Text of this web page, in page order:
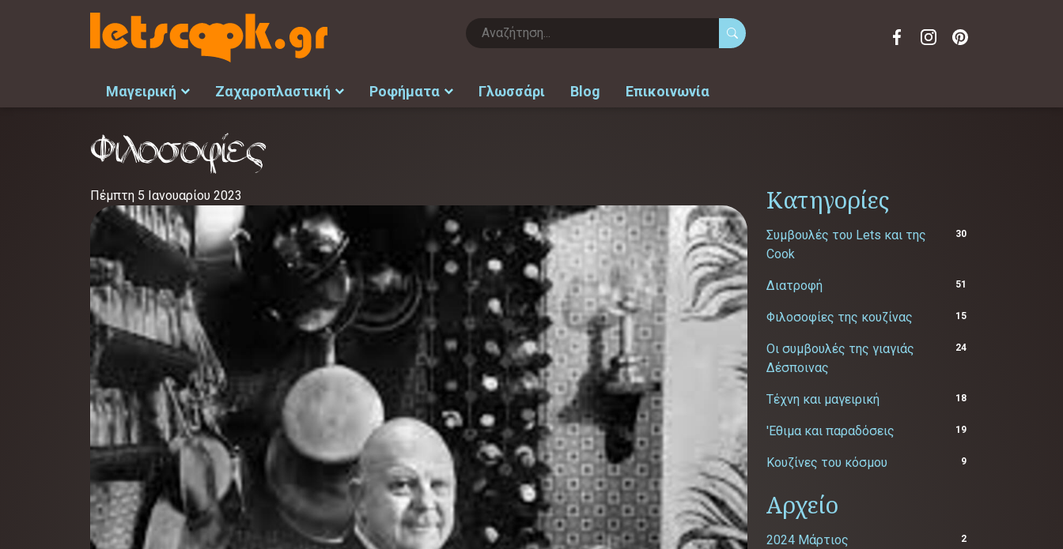
Μαγειρική Ζαχαροπλαστική Ροφήματα Γλωσσάρι Blog Επικοινωνία
Φιλοσοφίες
Πέμπτη 5 Ιανουαρίου 2023 Κατηγορίες
Συμβουλές του Lets και της
Cook
30
Διατροφή 51
Φιλοσοφίες της κουζίνας 15
Οι συμβουλές της γιαγιάς
Δέσποινας
24
Τέχνη και μαγειρική 18
'Εθιμα και παραδόσεις 19
Κουζίνες του κόσμου 9
Αρχείο
2024 Μάρτιος 2